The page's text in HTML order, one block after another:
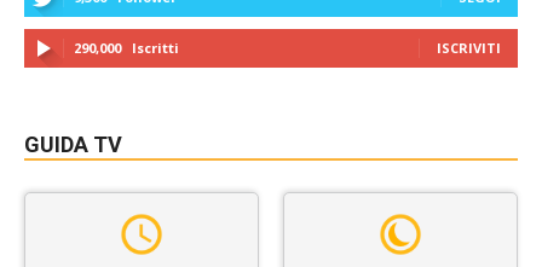
290,000 Iscritti ISCRIVITI
GUIDA TV